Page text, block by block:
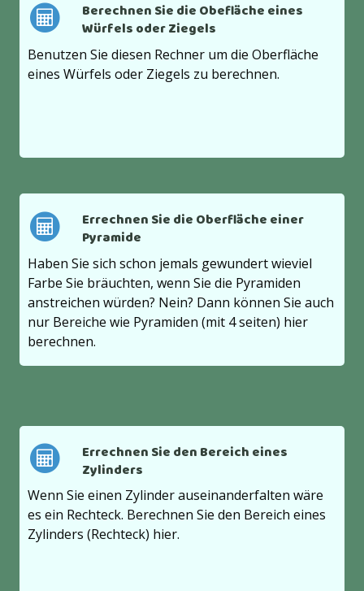
Berechnen Sie die Obefläche eines
Würfels oder Ziegels
Benutzen Sie diesen Rechner um die Oberfläche
eines Würfels oder Ziegels zu berechnen.
Errechnen Sie die Oberfläche einer
Pyramide
Haben Sie sich schon jemals gewundert wieviel
Farbe Sie bräuchten, wenn Sie die Pyramiden
anstreichen würden? Nein? Dann können Sie auch
nur Bereiche wie Pyramiden (mit 4 seiten) hier
berechnen.
Errechnen Sie den Bereich eines
Zylinders
Wenn Sie einen Zylinder auseinanderfalten wäre
es ein Rechteck. Berechnen Sie den Bereich eines
Zylinders (Rechteck) hier.